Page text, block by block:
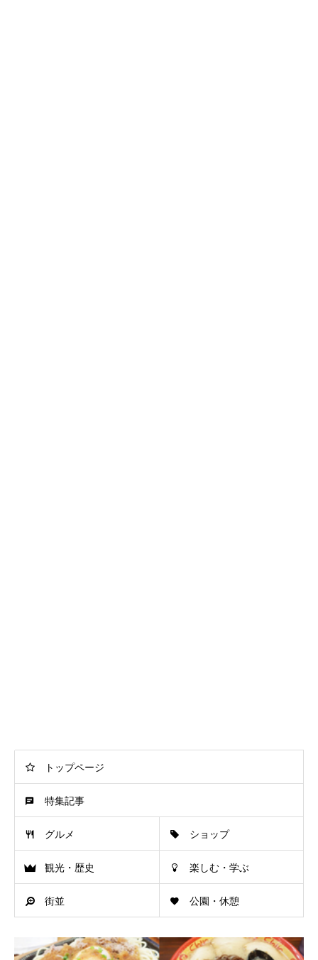
トップページ
特集記事
グルメ ショップ
観光・歴史 楽しむ・学ぶ
街並 公園・休憩